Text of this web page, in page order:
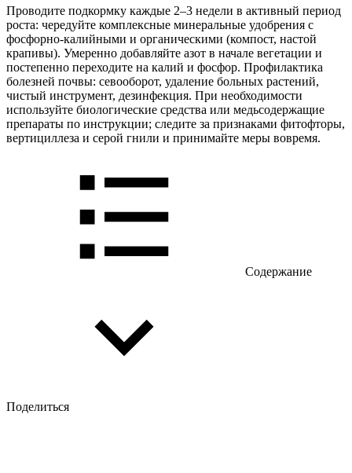
Проводите подкормку каждые 2–3 недели в активный период
роста: чередуйте комплексные минеральные удобрения с
фосфорно-калийными и органическими (компост, настой
крапивы). Умеренно добавляйте азот в начале вегетации и
постепенно переходите на калий и фосфор. Профилактика
болезней почвы: севооборот, удаление больных растений,
чистый инструмент, дезинфекция. При необходимости
используйте биологические средства или медьсодержащие
препараты по инструкции; следите за признаками фитофторы,
вертициллеза и серой гнили и принимайте меры вовремя.
Содержание
Поделиться